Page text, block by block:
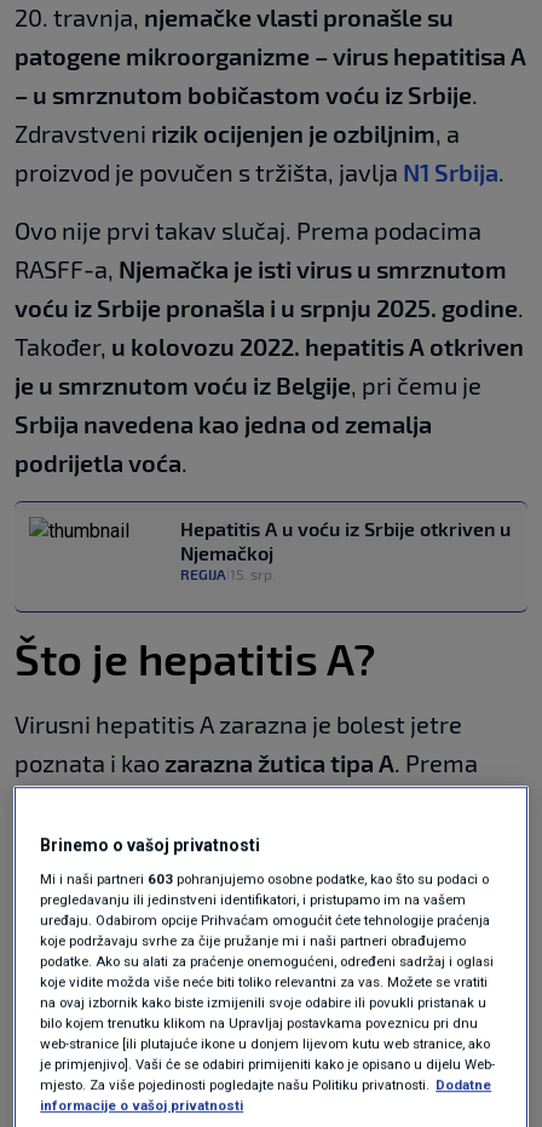
20. travnja, njemačke vlasti pronašle su
patogene mikroorganizme – virus hepatitisa A
– u smrznutom bobičastom voću iz Srbije
Zdravstveni rizik ocijenjen je ozbiljnim , a
proizvod je povučen s tržišta, javlja N1 Srbija
Ovo nije prvi takav slučaj. Prema podacima
RASFF-a, Njemačka je isti virus u smrznutom
voću iz Srbije pronašla i u srpnju 2025. godine
Također, u kolovozu 2022. hepatitis A otkriven
je u smrznutom voću iz Belgije , pri čemu je
Srbija navedena kao jedna od zemalja
podrijetla voća
Hepatitis A u voću iz Srbije otkriven u
Njemačkoj
REGIJA 15. srp.
Što je hepatitis A?
Virusni hepatitis A zarazna je bolest jetre
poznata i kao zarazna žutica tipa A . Prema
Jovanović Batut“, izvor zaraze je čovjek –
oboljela osoba s tipičnim ili atipičnim
simptomima.
Virus se nalazi u stolici, krvi i žuči zaraženih
osoba, a rjeđe u mokraći.
Koje boje je vaš jezik? Promjene
mogu upućivati na ozbiljne bolesti
Brinemo o vašoj privatnosti
Mi i naši partneri 603 pohranjujemo osobne podatke, kao što su podaci o
pregledavanju ili jedinstveni identifikatori, i pristupamo im na vašem
uređaju. Odabirom opcije Prihvaćam omogućit ćete tehnologije praćenja
koje podržavaju svrhe za čije pružanje mi i naši partneri obrađujemo
podatke. Ako su alati za praćenje onemogućeni, određeni sadržaj i oglasi
koje vidite možda više neće biti toliko relevantni za vas. Možete se vratiti
na ovaj izbornik kako biste izmijenili svoje odabire ili povukli pristanak u
bilo kojem trenutku klikom na Upravljaj postavkama poveznicu pri dnu
web-stranice [ili plutajuće ikone u donjem lijevom kutu web stranice, ako
je primjenjivo]. Vaši će se odabiri primijeniti kako je opisano u dijelu Web-
mjesto. Za više pojedinosti pogledajte našu Politiku privatnosti. Dodatne
informacije o vašoj privatnosti